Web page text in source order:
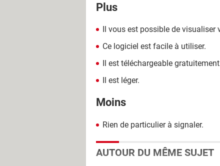
Plus
Il vous est possible de visualiser
Ce logiciel est facile à utiliser.
Il est téléchargeable
Il est léger.
Moins
Rien de particulier à signaler.
AUTOUR DU MÊME SUJET